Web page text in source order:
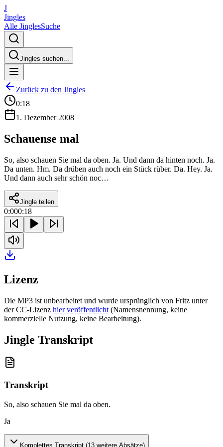
J
Jingles
Alle JinglesSuche
Jingles suchen...
Zurück zu den Jingles
0:18
1. Dezember 2008
Schauense mal
So, also schauen Sie mal da oben. Ja. Und dann da hinten noch. Ja.
Da unten. Hm. Da drüben auch noch ein Stück rüber. Da. Hey. Ja.
Und dann auch sehr schön noc…
Jingle teilen
0:000:18
Lizenz
Die MP3 ist unbearbeitet und wurde ursprünglich von Fritz unter
der CC-Lizenz hier veröffentlicht (Namensnennung, keine
kommerzielle Nutzung, keine Bearbeitung).
Jingle Transkript
Transkript
So, also schauen Sie mal da oben.
Ja
Komplettes Transkript (13 weitere Absätze)